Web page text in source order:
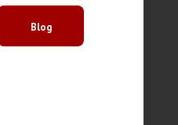
Blog